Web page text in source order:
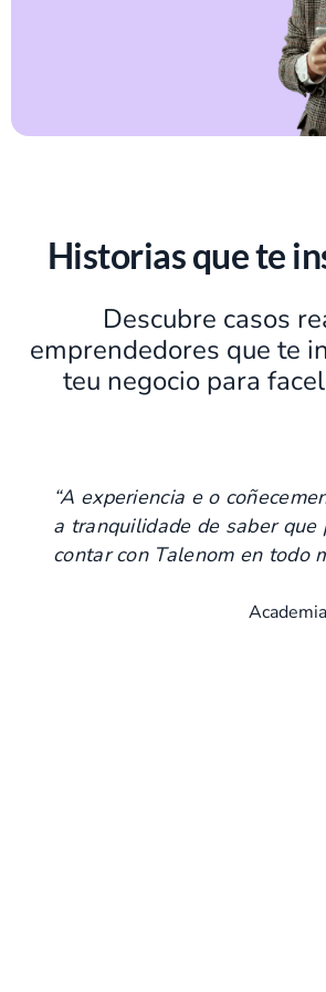
Historias que te
Descubre casos
emprendedores que te
teu negocio para
“A experiencia e o
a tranquilidade de saber que
contar con Talenomen todo